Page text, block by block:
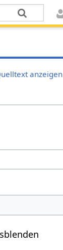
anzeigen